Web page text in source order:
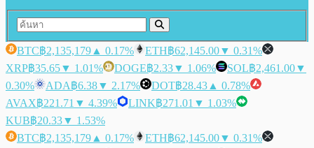
BTC฿2,135,179 ▲ 0.17% ETH฿62,145.00▼ 0.31%
XRP฿35.65▼ 1.01% DOGE฿2.33▼ 1.06% SOL฿2,461.00▼
0.30%
ADA฿6.38▼ 2.17% DOT฿28.43 ▲ 0.78%
AVAX฿221.71 ▼ 4.39% LINK฿271.01 ▼ 1.03%
KUB฿20.33▼ 1.53%
BTC฿2,135,179 ▲ 0.17% ETH฿62,145.00▼ 0.31%